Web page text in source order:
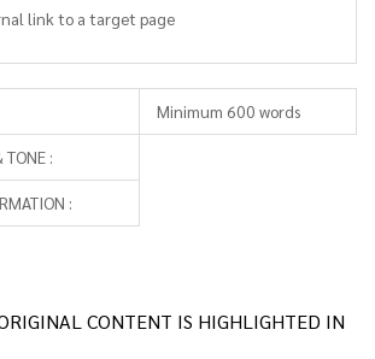
link to a target page
Minimum 600 words
TONE :
:
CONTENT IS HIGHLIGHTED IN